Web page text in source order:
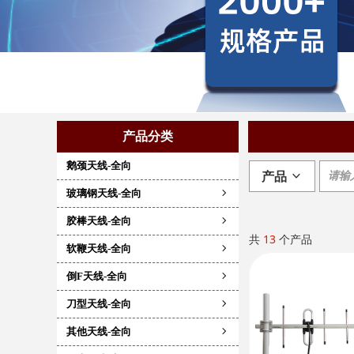
产品分类
鹅颈天线-全向
ꁇ
玻璃钢天线-全向
ꁇ
胶棒天线-全向
ꁇ
软鞭天线-全向
ꁇ
倒F天线-全向
ꁇ
刀型天线-全向
ꁇ
其他天线-全向
共 13 个产品
产品 ꀁ